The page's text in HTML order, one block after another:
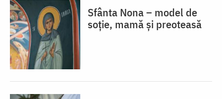
Sfânta Nona – model de
soție, mamă și preoteasă